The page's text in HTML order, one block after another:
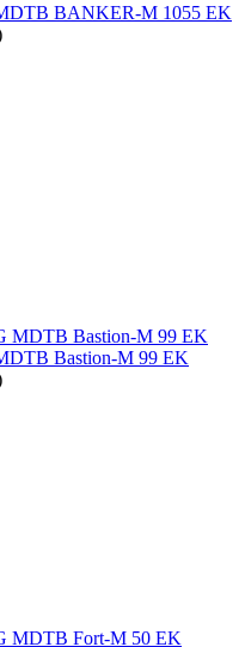
BANKER-M 1055 EK
Bastion-M 99 EK